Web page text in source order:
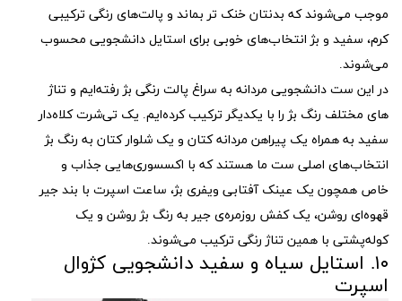
موجب می‌شوند که بدنتان خنک تر بماند و پالت‌های رنگی ترکیبی
کرم، سفید و بژ انتخاب‌های خوبی برای استایل دانشجویی محسوب
می‌شوند.
در این ست دانشجویی مردانه به سراغ پالت رنگی بژ رفته‌ایم و تناژ
های مختلف رنگ بژ را با یکدیگر ترکیب کرده‌ایم. یک تی‌شرت کلاه‌دار
سفید به همراه یک پیراهن مردانه کتان و یک شلوار کتان به رنگ بژ
انتخاب‌های اصلی ست ما هستند که با اکسسوری‌هایی جذاب و
خاص همچون یک عینک آفتابی ویفری بژ، ساعت اسپرت با بند جیر
قهوه‌ای روشن، یک کفش روزمره‌ی جیر به رنگ بژ روشن و یک
کوله‌پشتی با همین تناژ رنگی ترکیب می‌شوند.
۱۰. استایل سیاه و سفید دانشجویی کژوال
اسپرت